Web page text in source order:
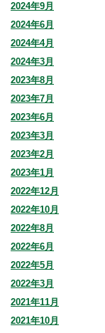
2024年9月
2024年6月
2024年4月
2024年3月
2023年8月
2023年7月
2023年6月
2023年3月
2023年2月
2023年1月
2022年12月
2022年10月
2022年8月
2022年6月
2022年5月
2022年3月
2021年11月
2021年10月